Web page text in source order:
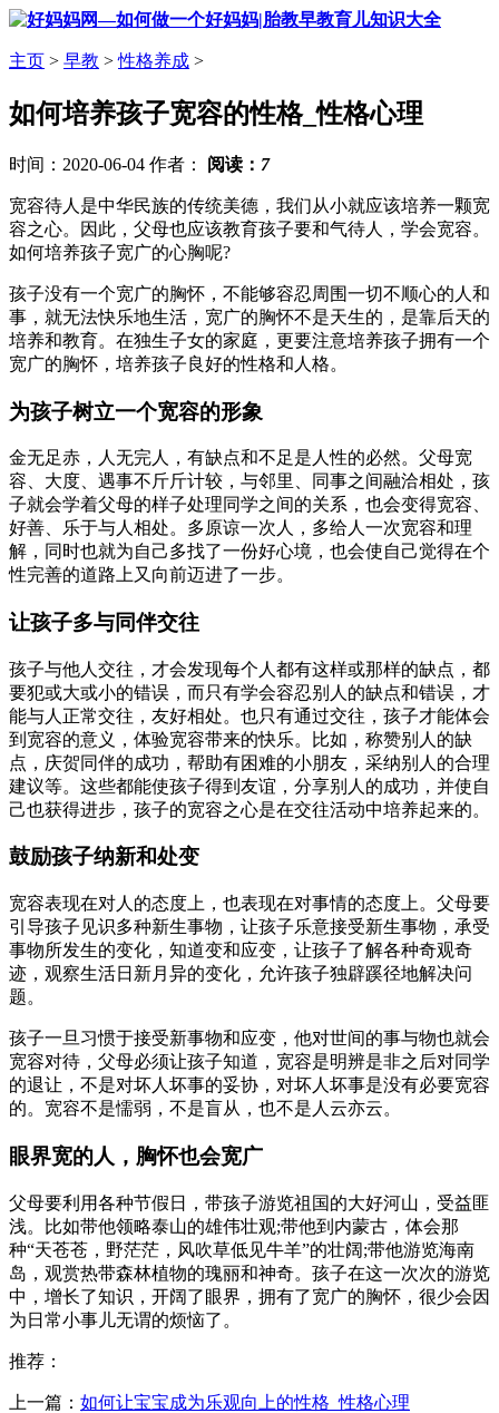
主页 > 早教 >性格养成 >
如何培养孩子宽容的性格_性格心理
时间：2020-06-04 作者： 阅读： 7
宽容待人是中华民族的传统美德，我们从小就应该培养一颗宽
容之心。因此，父母也应该教育孩子要和气待人，学会宽容。
如何培养孩子宽广的心胸呢?
孩子没有一个宽广的胸怀，不能够容忍周围一切不顺心的人和
事，就无法快乐地生活，宽广的胸怀不是天生的，是靠后天的
培养和教育。在独生子女的家庭，更要注意培养孩子拥有一个
宽广的胸怀，培养孩子良好的性格和人格。
为孩子树立一个宽容的形象
金无足赤，人无完人，有缺点和不足是人性的必然。父母宽
容、大度、遇事不斤斤计较，与邻里、同事之间融洽相处，孩
子就会学着父母的样子处理同学之间的关系，也会变得宽容、
好善、乐于与人相处。多原谅一次人，多给人一次宽容和理
解，同时也就为自己多找了一份好心境，也会使自己觉得在个
性完善的道路上又向前迈进了一步。
让孩子多与同伴交往
孩子与他人交往，才会发现每个人都有这样或那样的缺点，都
要犯或大或小的错误，而只有学会容忍别人的缺点和错误，才
能与人正常交往，友好相处。也只有通过交往，孩子才能体会
到宽容的意义，体验宽容带来的快乐。比如，称赞别人的缺
点，庆贺同伴的成功，帮助有困难的小朋友，采纳别人的合理
建议等。这些都能使孩子得到友谊，分享别人的成功，并使自
己也获得进步，孩子的宽容之心是在交往活动中培养起来的。
鼓励孩子纳新和处变
宽容表现在对人的态度上，也表现在对事情的态度上。父母要
引导孩子见识多种新生事物，让孩子乐意接受新生事物，承受
事物所发生的变化，知道变和应变，让孩子了解各种奇观奇
迹，观察生活日新月异的变化，允许孩子独辟蹊径地解决问
题。
孩子一旦习惯于接受新事物和应变，他对世间的事与物也就会
宽容对待，父母必须让孩子知道，宽容是明辨是非之后对同学
的退让，不是对坏人坏事的妥协，对坏人坏事是没有必要宽容
的。宽容不是懦弱，不是盲从，也不是人云亦云。
眼界宽的人，胸怀也会宽广
父母要利用各种节假日，带孩子游览祖国的大好河山，受益匪
浅。比如带他领略泰山的雄伟壮观;带他到内蒙古，体会那
种“天苍苍，野茫茫，风吹草低见牛羊”的壮阔;带他游览海南
岛，观赏热带森林植物的瑰丽和神奇。孩子在这一次次的游览
中，增长了知识，开阔了眼界，拥有了宽广的胸怀，很少会因
为日常小事儿无谓的烦恼了。
推荐：
上一篇： 如何让宝宝成为乐观向上的性格_性格心理